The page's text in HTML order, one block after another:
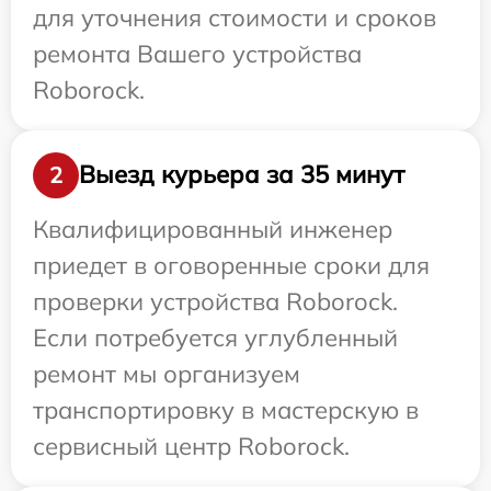
для уточнения стоимости и сроков
ремонта Вашего устройства
Roborock.
2
Выезд курьера за 35 минут
Квалифицированный инженер
приедет в оговоренные сроки для
проверки устройства Roborock.
Если потребуется углубленный
ремонт мы организуем
транспортировку в мастерскую в
сервисный центр Roborock.